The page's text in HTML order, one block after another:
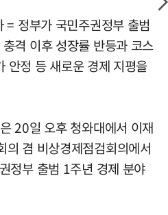
= 정부가 국민주권정부 출범
격 이후 성장률 반등과 코스
정 등 새로운 경제 지평을
20일 오후 청와대에서 이재
의 겸 비상경제점검회의에서
정부 출범 1주년 경제 분야